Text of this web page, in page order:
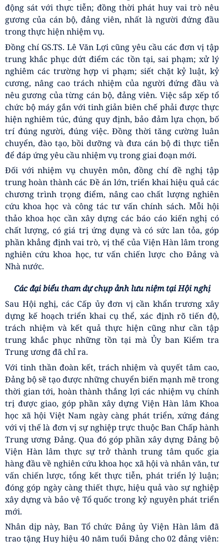
mạnh công tác kiểm tra, giám sát và thực hiện nghiêm
các nhiệm vụ được Trung ương giao. Cùng với đó, cần
tiếp tục quan tâm công tác xây dựng Đảng, chăm lo đời
sống vật chất, tinh thần của đội ngũ cán bộ, viên chức và
các nhà khoa học; có giải pháp phát huy hiệu quả các
nguồn lực, tăng cường nguồn thu, tạo điều kiện thuận
lợi để đội ngũ cán bộ yên tâm công tác và cống hiến.
Tin tưởng vào sự lãnh đạo của Ban Chấp hành, Ban
Thường vụ Đảng ủy Viện Hàn lâm, đồng chí bày tỏ kỳ
vọng Đảng bộ Viện Hàn lâm sẽ tiếp tục phát huy những
kết quả đã đạt được, hoàn thành xuất sắc các nhiệm vụ
về công tác xây dựng Đảng và thực hiện nhiệm vụ chính
trị trong 6 tháng cuối năm, góp phần hoàn thành thắng
lợi các mục tiêu, nhiệm vụ chính trị năm 2026.
Phát huy vai trò hạt nhân lãnh đạo, xây dựng Viện Hàn
lâm trở thành trung tâm quốc gia hàng đầu về khoa học
xã hội và nhân văn
Phát biểu bế mạc tại Hội nghị, GS.TS. Lê Văn Lợi trân
trọng cảm ơn ý kiến phát biểu chỉ đạo của đồng chí Đỗ
Việt Hà, Phó Bí thư các cơ quan Đảng Trung ương, đồng
thời nhấn mạnh những nhiệm vụ, định hướng trọng
Hàn lâm Khoa học xã hội Việt Nam là đơn vị sự nghiệp
trực thuộc Ban Chấp hành Trung ương Đảng, yêu cầu và
kỳ vọng của Đảng, Nhà nước đối với Viện ngày càng cao.
Vì vậy, toàn Đảng bộ cần tiếp tục quán triệt sâu sắc các
chỉ đạo của Trung ương, tập trung củng cố tổ chức
đảng, nâng cao năng lực lãnh đạo và sức chiến đấu của
các cấp ủy, chi bộ; triển khai đồng bộ các mặt công tác
xây dựng Đảng về chính trị, tư tưởng, tổ chức, cán bộ,
kiểm tra, giám sát và dân vận.
Đồng chí yêu cầu tiếp tục đổi mới, nâng cao chất lượng
công tác chính trị, tư tưởng; cụ thể hóa các nghị quyết,
chỉ thị của Đảng thành chương trình, kế hoạch hành
động sát với thực tiễn; đồng thời phát huy vai trò nêu
gương của cán bộ, đảng viên, nhất là người đứng đầu
trong thực hiện nhiệm vụ.
Đồng chí GS.TS. Lê Văn Lợi cũng yêu cầu các đơn vị tập
trung khắc phục dứt điểm các tồn tại, sai phạm; xử lý
nghiêm các trường hợp vi phạm; siết chặt kỷ luật, kỷ
cương, nâng cao trách nhiệm của người đứng đầu và
nêu gương của từng cán bộ, đảng viên. Việc sắp xếp tổ
chức bộ máy gắn với tinh giản biên chế phải được thực